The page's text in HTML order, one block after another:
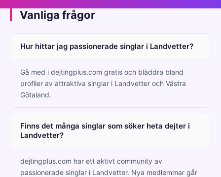
Vanliga frågor
Hur hittar jag passionerade singlar i Landvetter?
Gå med i dejtingplus.com gratis och bläddra bland
profiler av attraktiva singlar i Landvetter och Västra
Götaland.
Finns det många singlar som söker heta dejter i
Landvetter?
dejtingplus.com har ett aktivt community av
passionerade singlar i Landvetter. Nya medlemmar går